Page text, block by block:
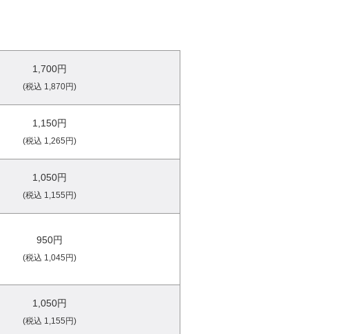
1,700円
(税込 1,870円)
1,150円
(税込 1,265円)
1,050円
(税込 1,155円)
950円
(税込 1,045円)
1,050円
(税込 1,155円)